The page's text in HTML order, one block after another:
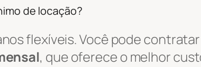
de locação?
flexíveis. Você pode
, que oferece o melhor